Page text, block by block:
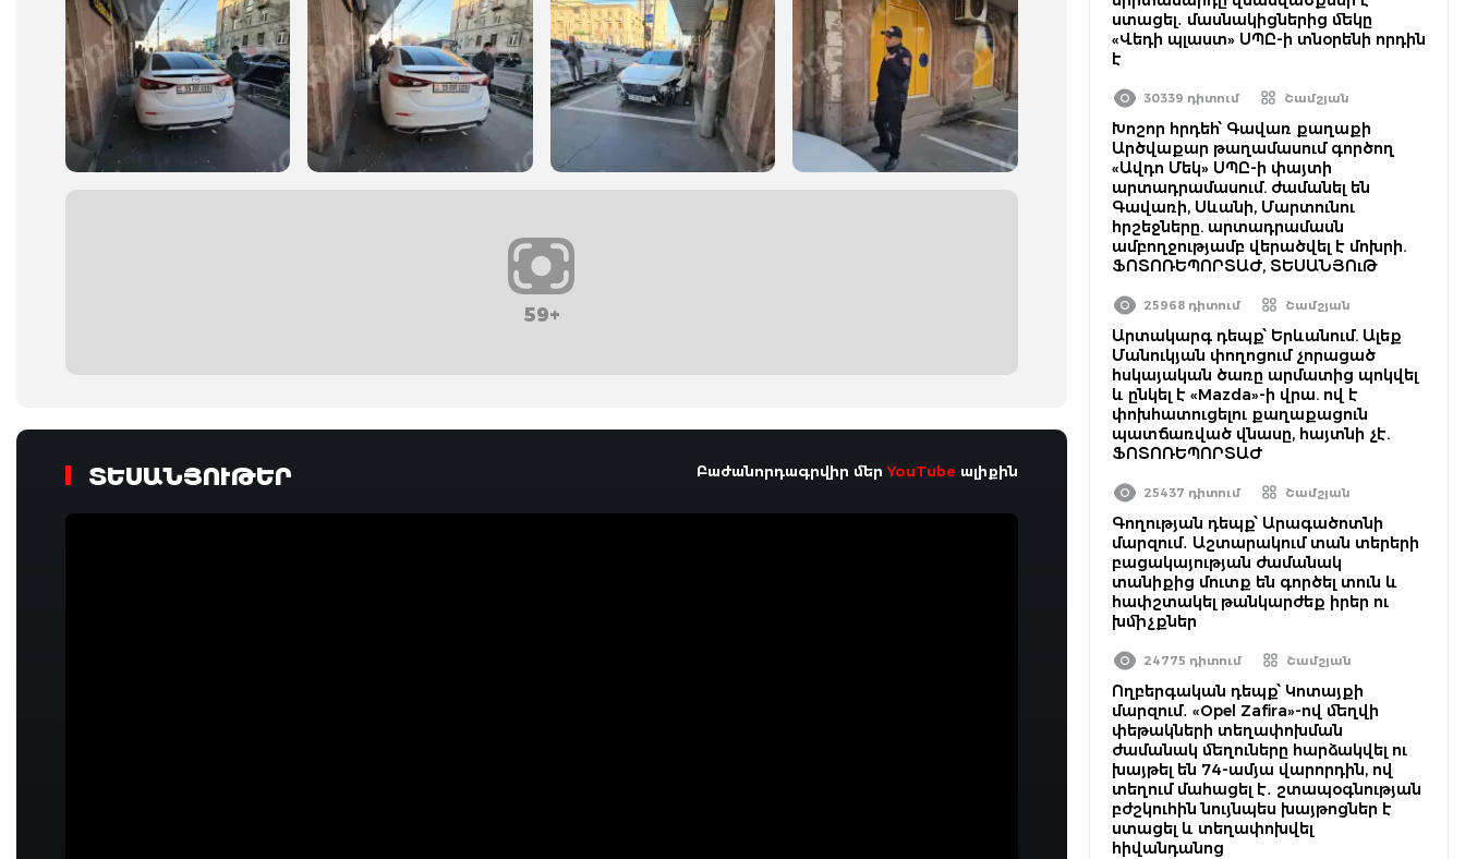
59+
ՏԵՍԱՆՅՈՒԹԵՐ Բաժանորդագրվիր մերYouTube ալիքին
ստացել․ մասնակիցներից մեկը
«Վեդի պլաստ» ՍՊԸ-ի տնօրենի որդին
է
30339 դիտում Շամշյան
Խոշոր հրդեհ՝ Գավառ քաղաքի
Արծվաքար թաղամասում գործող
«Ավդո Մեկ» ՍՊԸ-ի փայտի
արտադրամասում. ժամանել են
Գավառի, Սևանի, Մարտունու
հրշեջները. արտադրամասն
ամբողջությամբ վերածվել է մոխրի.
ՖՈՏՈՌԵՊՈՐՏԱԺ, ՏԵՍԱՆՅՈւԹ
25968 դիտում Շամշյան
Արտակարգ դեպք՝ Երևանում. Ալեք
Մանուկյան փողոցում չորացած
հսկայական ծառը արմատից պոկվել
և ընկել է «Mazda»-ի վրա. ով է
փոխհատուցելու քաղաքացուն
պատճառված վնասը, հայտնի չէ.
ՖՈՏՈՌԵՊՈՐՏԱԺ
25437 դիտում Շամշյան
Գողության դեպք՝ Արագածոտնի
մարզում․ Աշտարակում տան տերերի
բացակայության ժամանակ
տանիքից մուտք են գործել տուն և
հափշտակել թանկարժեք իրեր ու
խմիչքներ
24775 դիտում Շամշյան
Ողբերգական դեպք՝ Կոտայքի
մարզում․ «Opel Zafira»-ով մեղվի
փեթակների տեղափոխման
ժամանակ մեղուները հարձակվել ու
խայթել են 74-ամյա վարորդին, ով
տեղում մահացել է․ շտապօգնության
բժշկուհին նույնպես խայթոցներ է
ստացել և տեղափոխվել
հիվանդանոց